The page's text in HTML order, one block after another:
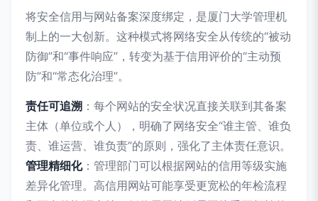
将安全信用与网站备案深度绑定，是厦门大学管理机
制上的一大创新。这种模式将网络安全从传统的“被动
防御”和“事件响应”，转变为基于信用评价的“主动预
防”和“常态化治理”。
责任可追溯 ：每个网站的安全状况直接关联到其备案
主体（单位或个人），明确了网络安全“谁主管、谁负
责、谁运营、谁负责”的原则，强化了主体责任意识。
管理精细化：管理部门可以根据网站的信用等级实施
差异化管理。高信用网站可能享受更宽松的年检流程